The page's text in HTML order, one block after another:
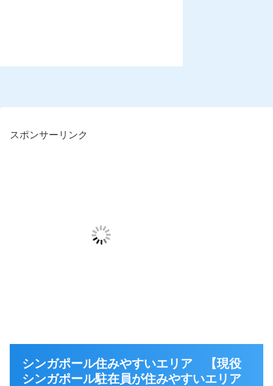
スポンサーリンク
シンガポール住みやすいエリア 【現役
シンガポール駐在員が住みやすいエリア